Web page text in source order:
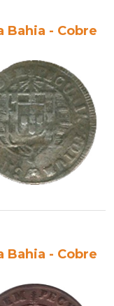
Bahia - Cobre
Bahia - Cobre